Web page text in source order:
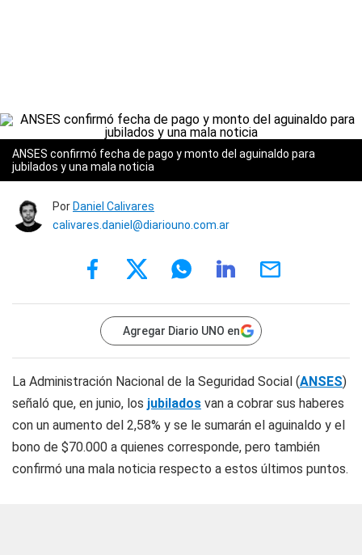
ANSES confirmó fecha de pago y monto del aguinaldo para
jubilados y una mala noticia
Por Daniel Calivares
calivares.daniel@diariouno.com.ar
Agregar Diario UNO en
La Administración Nacional de la Seguridad Social (ANSES)
señaló que, en junio, los jubilados van a cobrar sus haberes
con un aumento del 2,58% y se le sumarán el aguinaldo y el
bono de $70.000 a quienes corresponde, pero también
confirmó una mala noticia respecto a estos últimos puntos.